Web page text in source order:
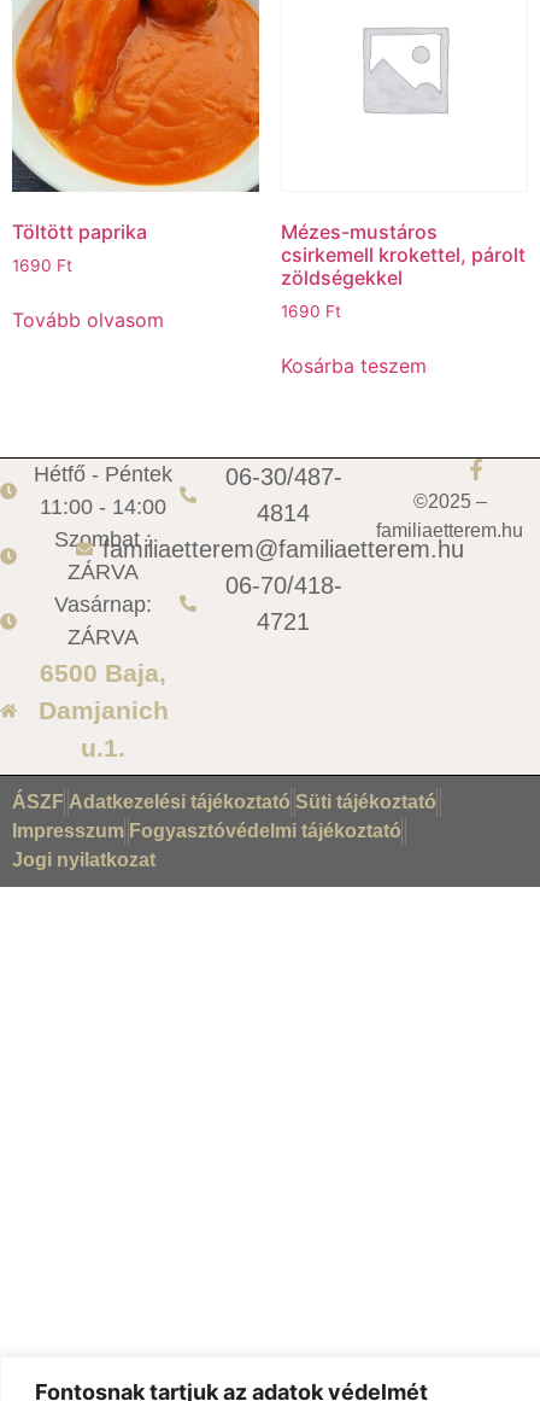
Fontosnak tartjuk az adatok védelmét
Töltött paprika
1690 Ft
Tovább olvasom
Mézes-mustáros
csirkemell krokettel, párolt
zöldségekkel
1690 Ft
Kosárba teszem
Hétfő - Péntek
11:00 - 14:00
Szombat :
ZÁRVA
Vasárnap:
ZÁRVA
6500 Baja,
Damjanich
u.1.
06-30/487-
4814
familiaetterem@familiaetterem.hu
06-70/418-
4721
©2025 –
familiaetterem.hu
ÁSZF Adatkezelési tájékoztató Süti tájékoztató
Impresszum Fogyasztóvédelmi tájékoztató
Jogi nyilatkozat